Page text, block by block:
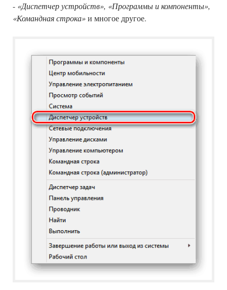
- «Диспетчер устройств», «Программы и компоненты»,
«Командная строка»и многое другое.